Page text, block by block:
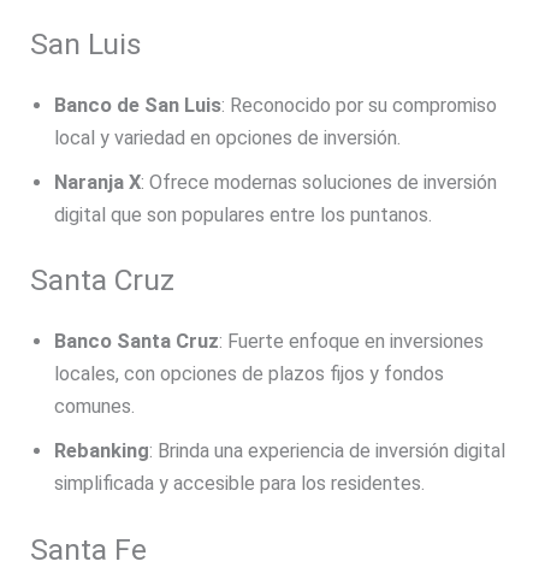
San Luis
Banco de San Luis: Reconocido por su compromiso
local y variedad en opciones de inversión.
Naranja X: Ofrece modernas soluciones de inversión
digital que son populares entre los puntanos.
Santa Cruz
Banco Santa Cruz: Fuerte enfoque en inversiones
locales, con opciones de plazos fijos y fondos
comunes.
Rebanking: Brinda una experiencia de inversión digital
simplificada y accesible para los residentes.
Santa Fe